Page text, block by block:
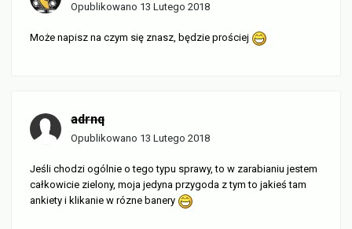
Opublikowano 13 Lutego 2018
Może napisz na czym się znasz, będzie prościej
adrnq
Opublikowano 13 Lutego 2018
Jeśli chodzi ogólnie o tego typu sprawy, to w zarabianiu jestem
całkowicie zielony, moja jedyna przygoda z tym to jakieś tam
ankiety i klikanie w rózne banery